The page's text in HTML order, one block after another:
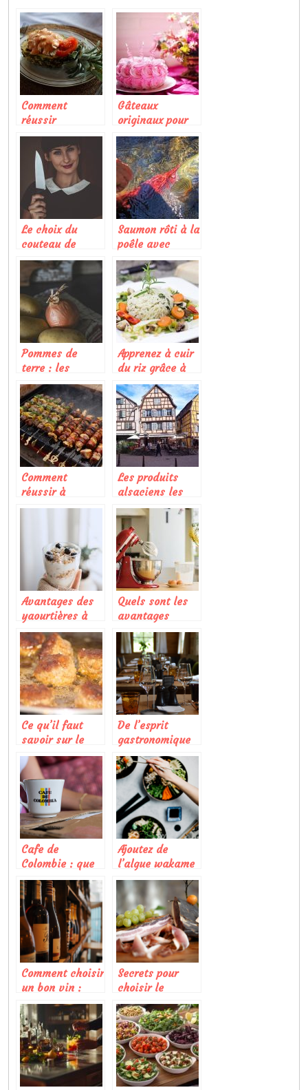
Comment
réussir
parfaitement un
plat sucré-salé?
Gâteaux
originaux pour
un anniversaire
Le choix du
couteau de
cuisine pour des
coupes réussies
Saumon rôti à la
poêle avec
vinaigrette aux
tomates
Pommes de
terre : les
différentes
façons de la
consommer
Apprenez à cuir
du riz grâce à
cet article
Comment
réussir à
nettoyer une
Les produits
alsaciens les
plus réputés
Avantages des
yaourtières à
usage
domestique
Quels sont les
avantages
d’utiliser un
robot cuisinier ?
Ce qu’il faut
savoir sur le
kefta ou kafta
De l’esprit
gastronomique
dans la cuisine
francaise
Cafe de
Colombie : que
faut-il savoir
sur ce produit ?
Ajoutez de
l’algue wakame
pour vos
recettes !
Comment choisir
un bon vin :
quelques
conseils utiles
Secrets pour
choisir le
meilleur jambon
cru pour vos
recettes
gourmandes